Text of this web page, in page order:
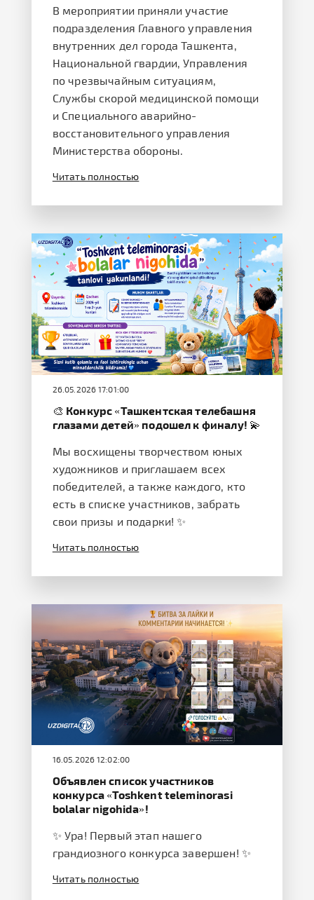
В мероприятии приняли участие
подразделения Главного управления
внутренних дел города Ташкента,
Национальной гвардии, Управления
по чрезвычайным ситуациям,
Службы скорой медицинской помощи
и Специального аварийно-
восстановительного управления
Министерства обороны.
Читать полностью
26.05.2026 17:01:00
🎨 Конкурс «Ташкентская телебашня
глазами детей» подошел к финалу! 💫
Мы восхищены творчеством юных
художников и приглашаем всех
победителей, а также каждого, кто
есть в списке участников, забрать
свои призы и подарки! ✨
Читать полностью
16.05.2026 12:02:00
Объявлен список участников
конкурса «Toshkent teleminorasi
bolalar nigohida»!
✨ Ура! Первый этап нашего
грандиозного конкурса завершен! ✨
Читать полностью